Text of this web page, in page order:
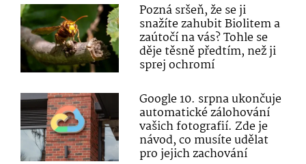
Pozná sršeň, že se ji
snažíte zahubit Biolitem a
zaútočí na vás? Tohle se
děje těsně předtím, než ji
sprej ochromí
Google 10. srpna ukončuje
automatické zálohování
vašich fotografií. Zde je
návod, co musíte udělat
pro jejich zachování